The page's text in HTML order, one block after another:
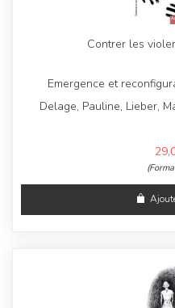
Contrer les
Emergence et
Delage, Pauline, Lieber,